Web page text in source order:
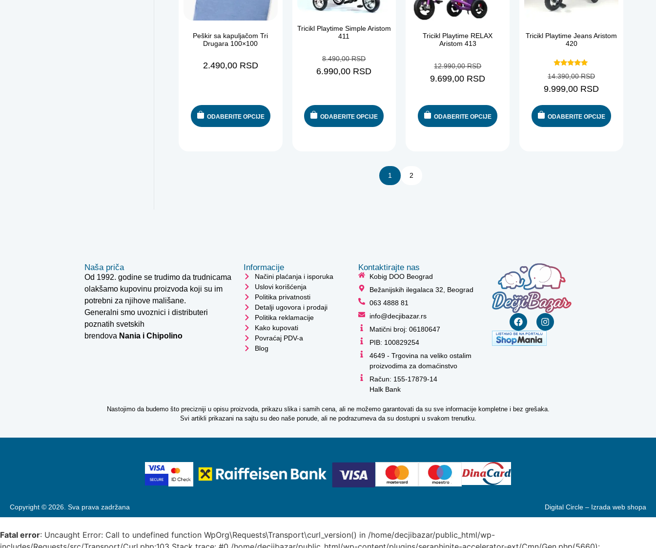
Peškir sa kapuljačom Tri
Drugara 100×100
2.490,00 RSD
ODABERITE OPCIJE
Tricikl Playtime Simple Aristom
411
8.490,00RSD
6.990,00 RSD
ODABERITE OPCIJE
Tricikl Playtime RELAX
Aristom 413
12.990,00RSD
9.699,00 RSD
ODABERITE OPCIJE
Tricikl Playtime Jeans Aristom
420
sa
5.00
od 5
14.390,00RSD
9.999,00 RSD
ODABERITE OPCIJE
1 2
Naša priča
Od 1992. godine se trudimo da trudnicama
olakšamo kupovinu proizvoda koji su im
potrebni za njihove mališane.
Generalni smo uvoznici i distributeri
poznatih svetskih
brendova Nania iChipolino
Informacije
Načini plaćanja i isporuka
Uslovi korišćenja
Politika privatnosti
Detalji ugovora i prodaji
Politika reklamacije
Kako kupovati
Povraćaj PDV-a
Blog
Kontaktirajte nas
Kobig DOO Beograd
Bežanijskih ilegalaca 32, Beograd
063 4888 81
info@decjibazar.rs
Matični broj: 06180647
PIB: 100829254
4649 - Trgovina na veliko ostalim
proizvodima za domaćinstvo
Račun: 155-17879-14
Halk Bank
Nastojimo da budemo što precizniji u opisu proizvoda, prikazu slika i samih cena, ali ne možemo garantovati da su sve informacije kompletne i bez grešaka.
Svi artikli prikazani na sajtu su deo naše ponude, ali ne podrazumeva da su dostupni u svakom trenutku.
Copyright © 2026. Sva prava zadržana Digital Circle – Izrada web shopa
Kako mogu da
Fatal error: Uncaught Error: Call to undefined function WpOrg\Requests\Transport\curl_version() in /home/decjibazar/public_html/wp-